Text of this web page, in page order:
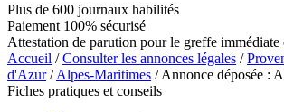
Plus de 600 journaux habilités
Paiement 100% sécurisé
Attestation de parution pour le greffe immédiate
Accueil /Consulter les annonces légales /
d'Azur/Alpes-Maritimes / Annonce déposée :
Fiches pratiques et conseils